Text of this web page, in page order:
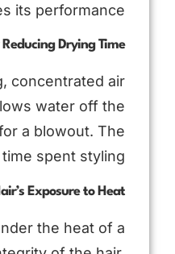
its performance.
Drying Time
concentrated air
water off the
a blowout. The
spent styling.
Exposure to Heat
the heat of a